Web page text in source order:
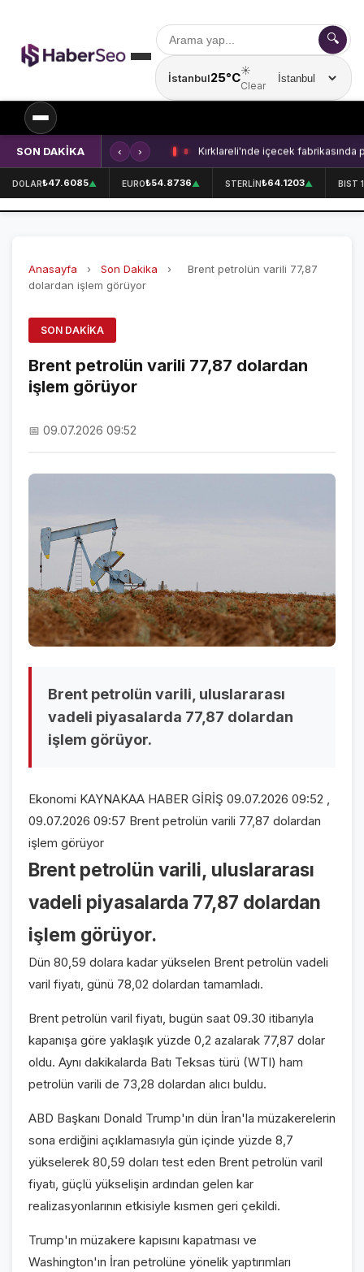
🔍
İstanbul25°C☀️
Clear
Şehir seçin
SPOR
SPOR HABERLERİ
FENERBAHÇE
ÖZEL SAYFALAR
NAMAZ VAKİTLERİ
KRİPTO PARALAR
SON DAKİKA
SON DAKİKA HABERLERİ
VİDEO GALERİ
GALERİLER
VİDEO GALERİ
KURUMSAL
SON DAKİKA ‹ › Kırklareli'nde içecek fabrikasında
DOLAR₺47.6085▲ EURO₺54.8736▲ STERLİN₺64.1203▲ BIST
Anasayfa › Son Dakika ›
Brent petrolün varili 77,87
dolardan işlem görüyor
SON DAKIKA
Brent petrolün varili 77,87 dolardan
işlem görüyor
📅 09.07.2026 09:52
Brent petrolün varili, uluslararası
vadeli piyasalarda 77,87 dolardan
işlem görüyor.
Ekonomi KAYNAKAA HABER GİRİŞ 09.07.2026 09:52 ,
09.07.2026 09:57 Brent petrolün varili 77,87 dolardan
işlem görüyor
Brent petrolün varili, uluslararası
vadeli piyasalarda 77,87 dolardan
işlem görüyor.
Dün 80,59 dolara kadar yükselen Brent petrolün vadeli
varil fiyatı, günü 78,02 dolardan tamamladı.
Brent petrolün varil fiyatı, bugün saat 09.30 itibarıyla
kapanışa göre yaklaşık yüzde 0,2 azalarak 77,87 dolar
oldu. Aynı dakikalarda Batı Teksas türü (WTI) ham
petrolün varili de 73,28 dolardan alıcı buldu.
ABD Başkanı Donald Trump'ın dün İran'la müzakerelerin
sona erdiğini açıklamasıyla gün içinde yüzde 8,7
yükselerek 80,59 doları test eden Brent petrolün varil
fiyatı, güçlü yükselişin ardından gelen kar
realizasyonlarının etkisiyle kısmen geri çekildi.
Trump'ın müzakere kapısını kapatması ve
Washington'ın İran petrolüne yönelik yaptırımları